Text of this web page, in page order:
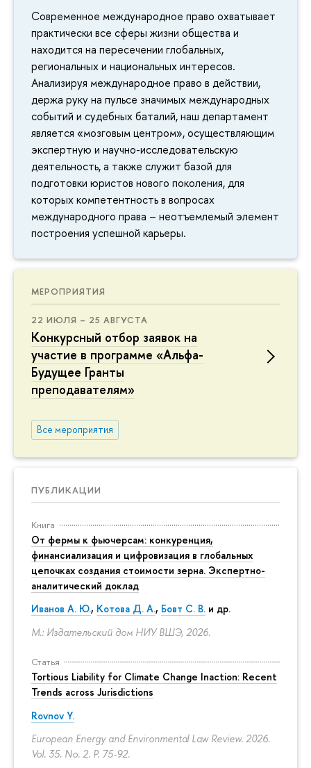
Современное международное право охватывает
практически все сферы жизни общества и
находится на пересечении глобальных,
региональных и национальных интересов.
Анализируя международное право в действии,
держа руку на пульсе значимых международных
событий и судебных баталий, наш департамент
является «мозговым центром», осуществляющим
экспертную и научно-исследовательскую
деятельность, а также служит базой для
подготовки юристов нового поколения, для
которых компетентность в вопросах
международного права – неотъемлемый элемент
построения успешной карьеры.
МЕРОПРИЯТИЯ
22 ИЮЛЯ – 25 АВГУСТА
Конкурсный отбор заявок на
участие в программе «Альфа-
Будущее Гранты
преподавателям»
Все мероприятия
ПУБЛИКАЦИИ
Книга
От фермы к фьючерсам: конкуренция,
финансиализация и цифровизация в глобальных
цепочках создания стоимости зерна. Экспертно-
аналитический доклад
Иванов А. Ю., Котова Д. А., Бовт С. В. и др.
М.: Издательский дом НИУ ВШЭ, 2026.
Статья
Tortious Liability for Climate Change Inaction: Recent
Trends across Jurisdictions
Rovnov Y.
European Energy and Environmental Law Review. 2026.
Vol. 35. No. 2. P. 75-92.